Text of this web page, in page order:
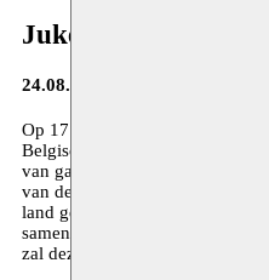
Jukebox 50 jaar
24.08.2013
Op 17 februari 1964 werd een
Belgische en de Marokkaanse
van gastarbeiders naar België.
van de aanwezigheid van de
land gevierd. Moussem stelt
samen met de favoriete muziek
zal deze live laten uitvoeren